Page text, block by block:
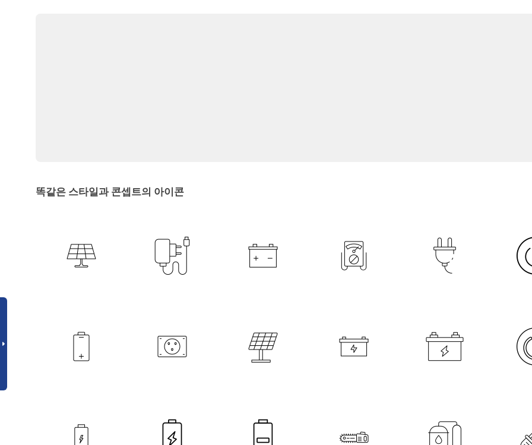
똑같은 스타일과 콘셉트의 아이콘